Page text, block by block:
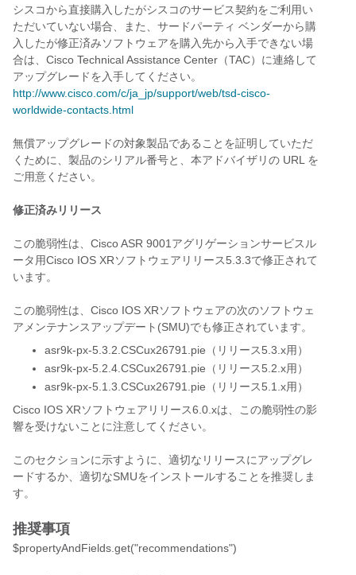
シスコから直接購入したがシスコのサービス契約をご利用い
ただいていない場合、また、サードパーティ ベンダーから購
入したが修正済みソフトウェアを購入先から入手できない場
合は、Cisco Technical Assistance Center（TAC）に連絡して
アップグレードを入手してください。
http://www.cisco.com/c/ja_jp/support/web/tsd-cisco-
worldwide-contacts.html
無償アップグレードの対象製品であることを証明していただ
くために、製品のシリアル番号と、本アドバイザリの URL を
ご用意ください。
修正済みリリース
この脆弱性は、Cisco ASR 9001アグリゲーションサービスル
ータ用Cisco IOS XRソフトウェアリリース5.3.3で修正されて
います。
この脆弱性は、Cisco IOS XRソフトウェアの次のソフトウェ
アメンテナンスアップデート(SMU)でも修正されています。
asr9k-px-5.3.2.CSCux26791.pie（リリース5.3.x用）
asr9k-px-5.2.4.CSCux26791.pie（リリース5.2.x用）
asr9k-px-5.1.3.CSCux26791.pie（リリース5.1.x用）
Cisco IOS XRソフトウェアリリース6.0.xは、この脆弱性の影
響を受けないことに注意してください。
このセクションに示すように、適切なリリースにアップグレ
ードするか、適切なSMUをインストールすることを推奨しま
す。
推奨事項
$propertyAndFields.get("recommendations")